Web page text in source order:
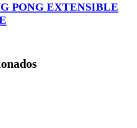
PONG EXTENSIBLE